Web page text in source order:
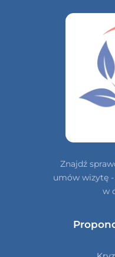
Znajdź
umów wizytę
w